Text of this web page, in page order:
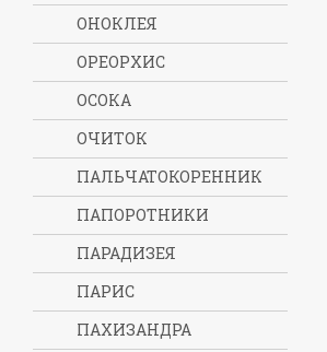
ОНОКЛЕЯ
ОРЕОРХИС
ОСОКА
ОЧИТОК
ПАЛЬЧАТОКОРЕННИК
ПАПОРОТНИКИ
ПАРАДИЗЕЯ
ПАРИС
ПАХИЗАНДРА